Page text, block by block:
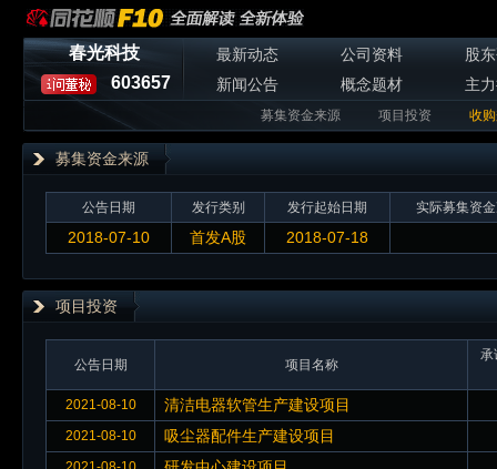
春光科技
603657
最新动态 公司资料
股
新闻公告
概念题材 主
募集资金来源 项目投资 收
募集资金来源
公告日期 发行类别 发行起始日期 实际募集资
2018-07-10 首发A股 2018-07-18
项目投资
公告日期 项目名称
承
2021-08-10 清洁电器软管生产建设项目
2021-08-10 吸尘器配件生产建设项目